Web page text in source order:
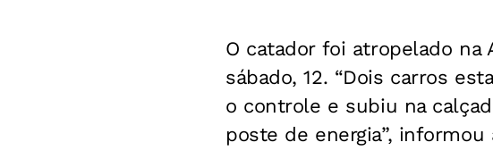
O catador foi atropelado na
sábado, 12. “Dois carros
o controle e subiu na
poste de energia”, informou